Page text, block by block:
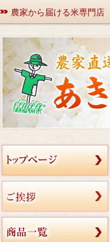
農家から届ける米専門